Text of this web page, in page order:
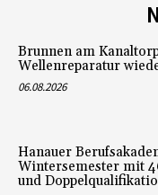
Brunnen am
Wellenreparatur
06.08.2026
Hanauer
Wintersemester mit
und